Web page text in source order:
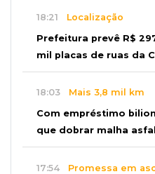
18:21 Localização
Prefeitura prevê R$
mil placas de ruas da
18:03 Mais 3,8 mil km
Com empréstimo
que dobrar malha
17:54 Promessa em